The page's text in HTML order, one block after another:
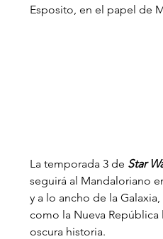
Esposito, en el papel de
La temporada 3 de Star
seguirá al Mandaloriano
y a lo ancho de la
como la Nueva República
oscura historia.